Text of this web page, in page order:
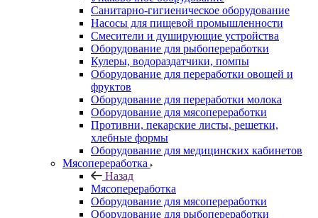
Санитарно-гигиеническое оборудование
Насосы для пищевой промышленности
Смесители и душирующие устройства
Оборудование для рыбопереработки
Кулеры, водораздатчики, помпы
Оборудование для переработки овощей и
фруктов
Оборудование для переработки молока
Оборудование для мясопереработки
Противни, пекарские листы, решетки,
хлебные формы
Оборудование для медицинских кабинетов
Мясопереработка
Назад
Мясопереработка
Оборудование для мясопереработки
Оборудование для рыбопереработки